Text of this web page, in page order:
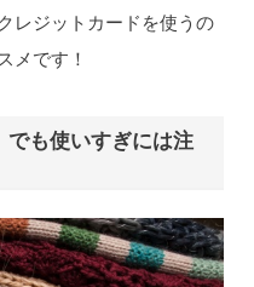
レジットカードを使うの
メです！
も使いすぎには注